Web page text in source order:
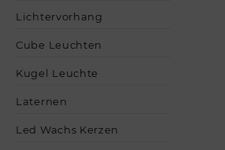
Lichtervorhang
Cube Leuchten
Kugel Leuchte
Laternen
Led Wachs Kerzen